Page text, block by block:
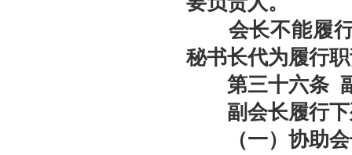
会长不能履行
秘书长代为履行
第三十六条
副会长履行下
（一）协助会